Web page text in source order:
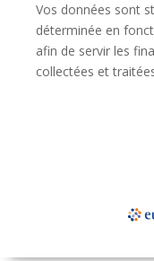
Vos données sont
déterminée en
afin de servir les
collectées et